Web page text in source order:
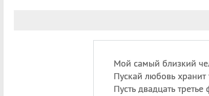
Мой самый близкий
Пускай любовь хранит
Пусть двадцать третье